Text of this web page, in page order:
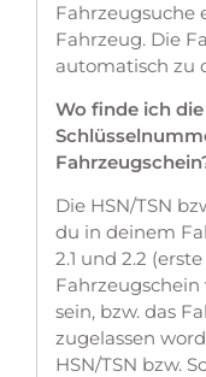
Fahrzeug. Die
automatisch zu
Wo finde ich die
Die HSN/TSN
du in deinem
2.1 und 2.2
sein, bzw. das
zugelassen
HSN/TSN bzw.